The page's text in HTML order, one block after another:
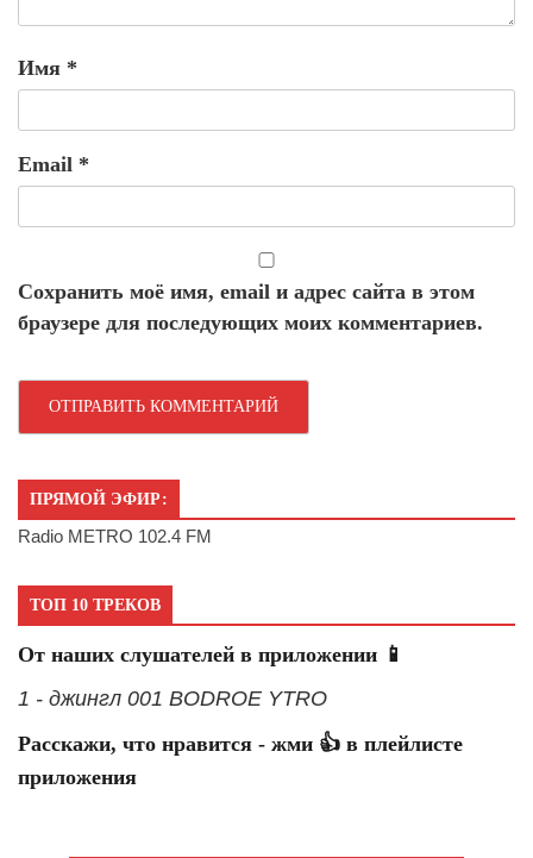
Имя *
Email *
Сохранить моё имя, email и адрес сайта в этом
браузере для последующих моих комментариев.
ПРЯМОЙ ЭФИР:
Radio METRO 102.4 FM
ТОП 10 ТРЕКОВ
От наших слушателей в приложении 📱
1 - джингл 001 BODROE YTRO
Расскажи, что нравится - жми 👍 в плейлисте
приложения